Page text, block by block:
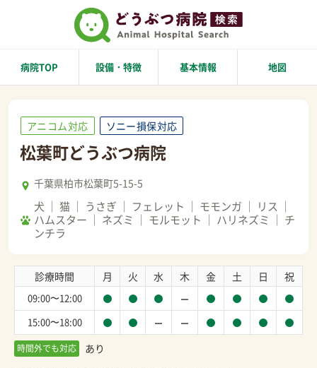
病院TOP 設備・特徴 基本情報 地図
アニコム対応 ソニー損保対応
松葉町どうぶつ病院
千葉県柏市松葉町5-15-5
犬 猫 うさぎ フェレット モモンガ
リス
ハムスター
ネズミ モルモット ハリネズミ
チ
ンチラ
診療時間 月 火 水 木 金 土 日 祝
09:00〜12:00
15:00〜18:00
時間外でも対応 あり